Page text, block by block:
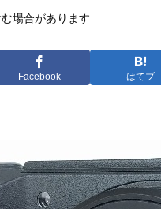
場合があります
Facebook はてブ